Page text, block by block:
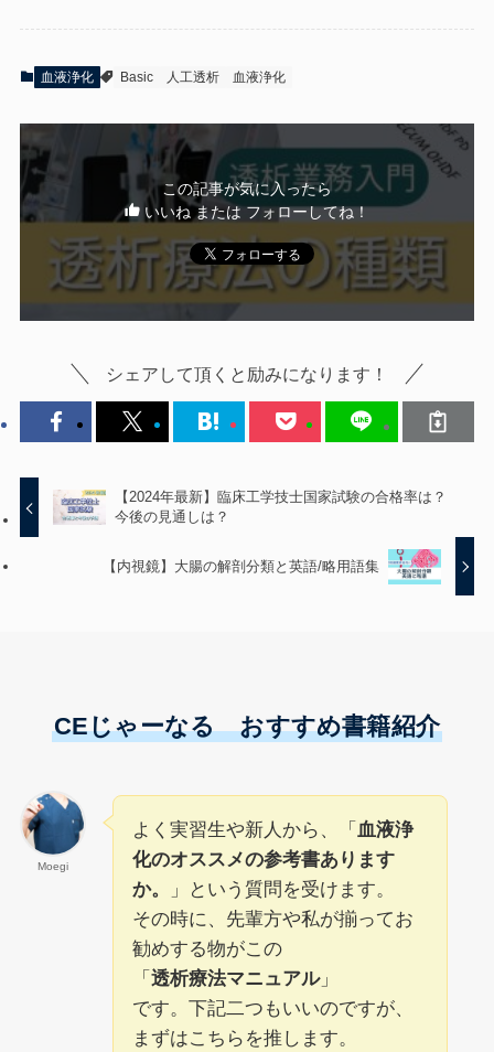
血液浄化 Basic 人工透析 血液浄化
この記事が気に入ったら
いいね または フォローしてね！
シェアして頂くと励みになります！
【2024年最新】臨床工学技士国家試験の合格率は？
今後の見通しは？
【内視鏡】大腸の解剖分類と英語/略用語集
CEじゃーなる おすすめ書籍紹介
Moegi
よく実習生や新人から、「 血液浄
化のオススメの参考書あります
か。
」という質問を受けます。
その時に、先輩方や私が揃ってお
勧めする物がこの
「 透析療法マニュアル」
です。下記二つもいいのですが、
まずはこちらを推します。